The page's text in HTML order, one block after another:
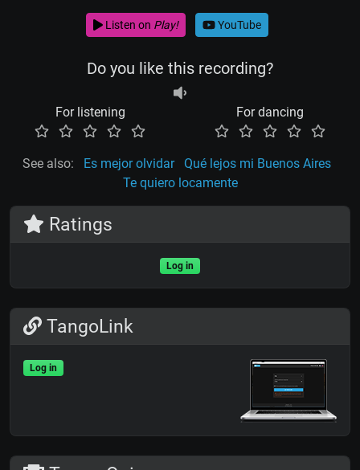
Listen on Play! YouTube
Do you like this recording?
For listening For dancing
See also: Es mejor olvidar
Qué lejos mi Buenos Aires
Te quiero locamente
Ratings
Log in
TangoLink
Log in